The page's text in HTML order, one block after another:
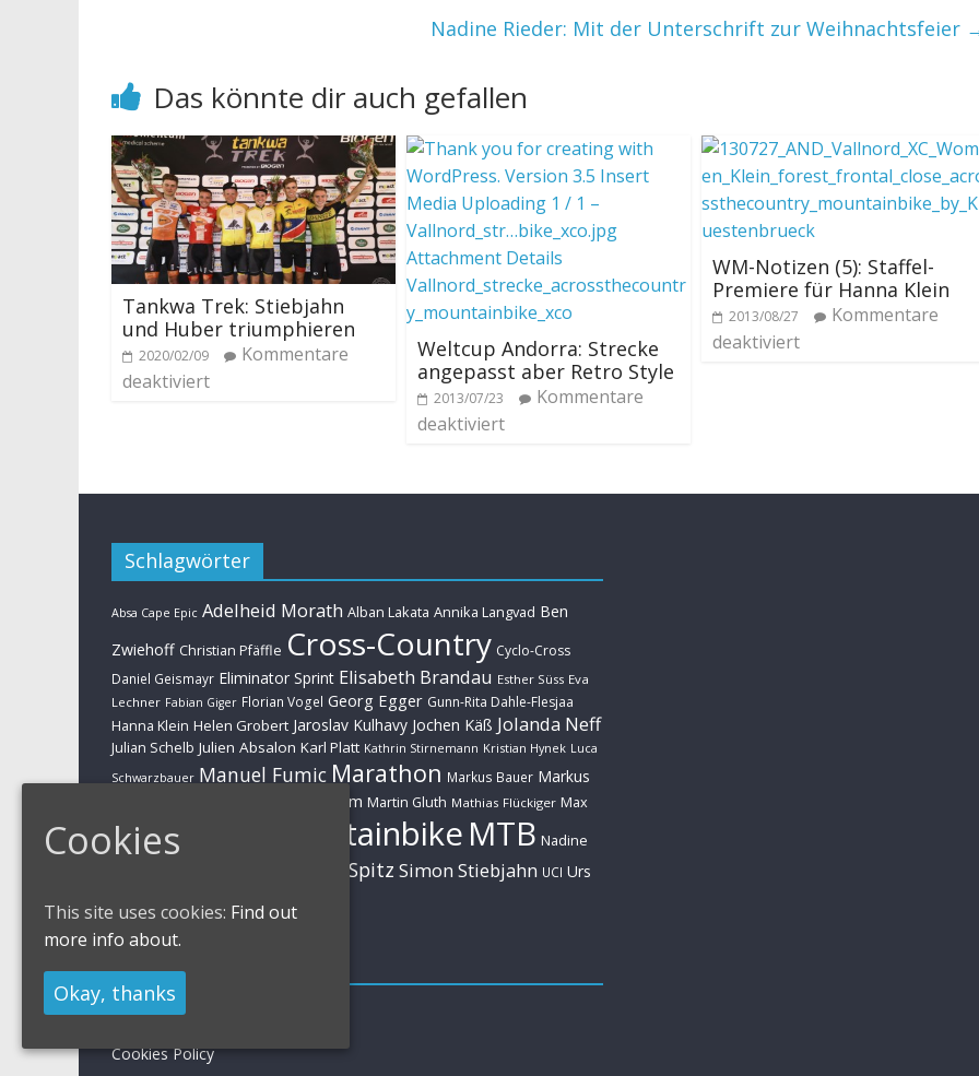
Nadine Rieder: Mit der Unterschrift zur Weihnachtsfeier
Das könnte dir auch gefallen
Tankwa Trek: Stiebjahn
und Huber triumphieren
2020/02/09
Kommentare
deaktiviert
Weltcup Andorra: Strecke
angepasst aber Retro Style
2013/07/23
Kommentare
deaktiviert
WM-Notizen (5): Staffel-
Premiere für Hanna Klein
2013/08/27
Kommentare
deaktiviert
Schlagwörter
Absa Cape Epic Adelheid Morath Alban Lakata Annika Langvad Ben
Zwiehoff Christian Pfäffle Cross-Country Cyclo-Cross
Daniel Geismayr Eliminator Sprint Elisabeth Brandau Esther Süss Eva
Lechner Fabian Giger Florian Vogel Georg Egger Gunn-Rita Dahle-Flesjaa
Hanna Klein Helen Grobert Jaroslav Kulhavy Jochen Käß Jolanda Neff
Julian Schelb Julien Absalon Karl Platt Kathrin Stirnemann Kristian Hynek Luca
Schwarzbauer Manuel Fumic Marathon Markus Bauer Markus
Markus Schulte-Lünzum Martin Gluth Mathias Flückiger Max
Brandl Moritz Milatz Mountainbike MTB Nadine
Sabine Spitz Simon Stiebjahn UCI Urs
Impressum / Kontakt
Cookies Policy
Cookies
This site uses cookies: Find out
more info about.
Okay, thanks